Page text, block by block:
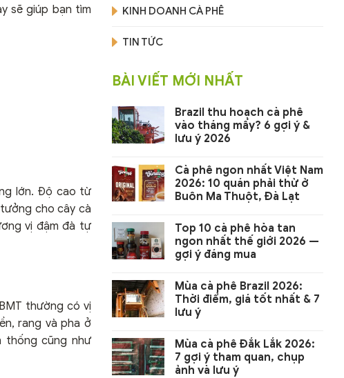
sẽ giúp bạn tìm
lớn. Độ cao từ
cho cây cà
vị đậm đà tự
thường có vị
rang và pha ở
thống cũng như
KINH DOANH CÀ PHÊ
TIN TỨC
BÀI VIẾT MỚI NHẤT
Brazil thu hoạch cà phê
vào tháng mấy? 6 gợi ý &
lưu ý 2026
Cà phê ngon nhất Việt Nam
2026: 10 quán phải thử ở
Buôn Ma Thuột, Đà Lạt
Top 10 cà phê hòa tan
ngon nhất thế giới 2026 —
gợi ý đáng mua
Mùa cà phê Brazil 2026:
Thời điểm, giá tốt nhất & 7
lưu ý
Mùa cà phê Đắk Lắk 2026:
7 gợi ý tham quan, chụp
ảnh và lưu ý